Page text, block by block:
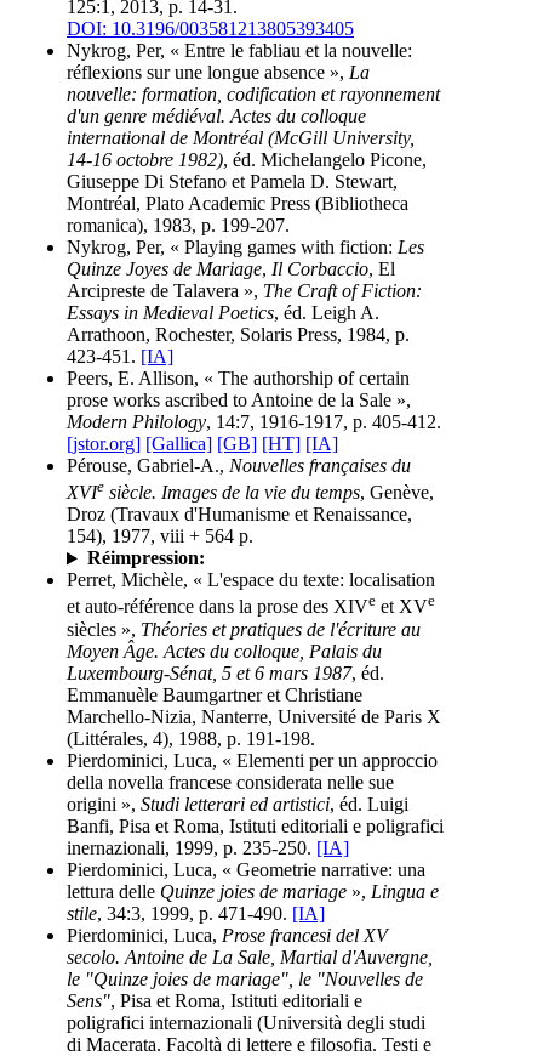
125:1, 2013, p. 14-31.
DOI: 10.3196/003581213805393405
Nykrog, Per, « Entre le fabliau et la nouvelle:
réflexions sur une longue absence », La
nouvelle: formation, codification et rayonnement
d'un genre médiéval. Actes du colloque
international de Montréal (McGill University,
14-16 octobre 1982), éd. Michelangelo Picone,
Giuseppe Di Stefano et Pamela D. Stewart,
Montréal, Plato Academic Press (Bibliotheca
romanica), 1983, p. 199-207.
Nykrog, Per, « Playing games with fiction: Les
Quinze Joyes de Mariage, Il Corbaccio, El
Arcipreste de Talavera », The Craft of Fiction:
Essays in Medieval Poetics, éd. Leigh A.
Arrathoon, Rochester, Solaris Press, 1984, p.
423-451. [IA]
Peers, E. Allison, « The authorship of certain
prose works ascribed to Antoine de la Sale »,
Modern Philology, 14:7, 1916-1917, p. 405-412.
[jstor.org] [Gallica] [GB] [HT] [IA]
Pérouse, Gabriel-A., Nouvelles françaises du
XVIe siècle. Images de la vie du temps, Genève,
Droz (Travaux d'Humanisme et Renaissance,
154), 1977, viii + 564 p.
Réimpression:
Perret, Michèle, « L'espace du texte: localisation
et auto-référence dans la prose des XIVe et XVe
siècles », Théories et pratiques de l'écriture au
Moyen Âge. Actes du colloque, Palais du
Luxembourg-Sénat, 5 et 6 mars 1987, éd.
Emmanuèle Baumgartner et Christiane
Marchello-Nizia, Nanterre, Université de Paris X
(Littérales, 4), 1988, p. 191-198.
Pierdominici, Luca, « Elementi per un approccio
della novella francese considerata nelle sue
origini », Studi letterari ed artistici, éd. Luigi
Banfi, Pisa et Roma, Istituti editoriali e poligrafici
inernazionali, 1999, p. 235-250. [IA]
Pierdominici, Luca, « Geometrie narrative: una
lettura delle Quinze joies de mariage », Lingua e
stile, 34:3, 1999, p. 471-490. [IA]
Pierdominici, Luca, Prose francesi del XV
secolo. Antoine de La Sale, Martial d'Auvergne,
le "Quinze joies de mariage", le "Nouvelles de
Sens", Pisa et Roma, Istituti editoriali e
poligrafici internazionali (Università degli studi
di Macerata. Facoltà di lettere e filosofia. Testi e